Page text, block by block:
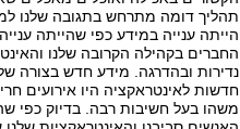
תהליך דומה מתרחש בתגובה שלנו
הייתה ענייה במידע כפי שהייתה
החברים בקהילה הקרובה שלנו
נדירות ובהדרגה. מידע חדש בצורה
חדשות לאינטראקציה היו אירועים
משהו בעל חשיבות רבה. בדיוק כפי